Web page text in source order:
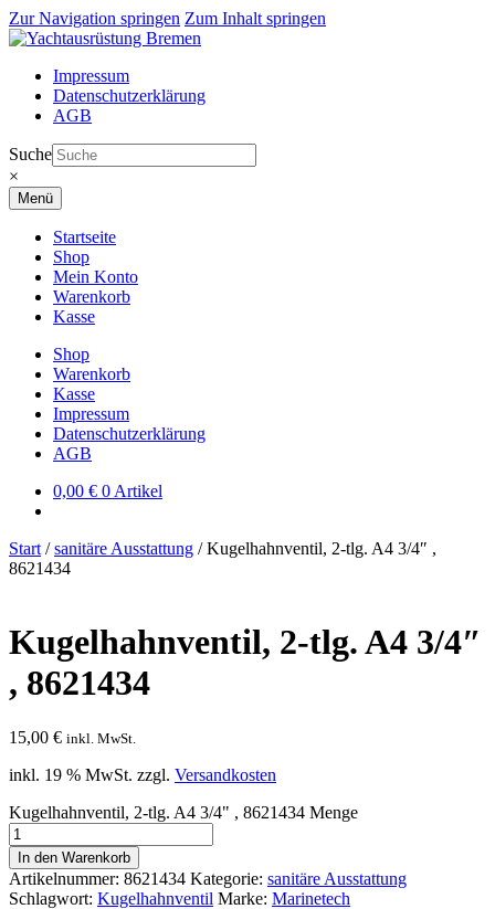
Zur Navigation springen Zum Inhalt springen
Impressum
Datenschutzerklärung
AGB
Suche
×
Menü
Startseite
Shop
Mein Konto
Warenkorb
Kasse
Shop
Warenkorb
Kasse
Impressum
Datenschutzerklärung
AGB
0,00 € 0 Artikel
Start /sanitäre Ausstattung /Kugelhahnventil, 2-tlg. A4 3/4″ ,
8621434
Kugelhahnventil, 2-tlg. A4 3/4″
, 8621434
15,00 € inkl. MwSt.
inkl. 19 % MwSt. zzgl. Versandkosten
Kugelhahnventil, 2-tlg. A4 3/4" , 8621434 Menge
In den Warenkorb
Artikelnummer: 8621434 Kategorie: sanitäre Ausstattung
Schlagwort: Kugelhahnventil Marke: Marinetech